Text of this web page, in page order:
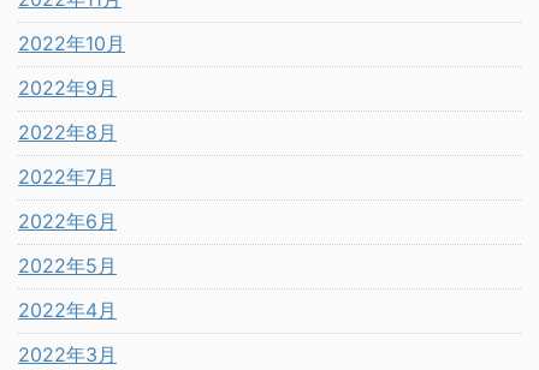
2022年10月
2022年9月
2022年8月
2022年7月
2022年6月
2022年5月
2022年4月
2022年3月